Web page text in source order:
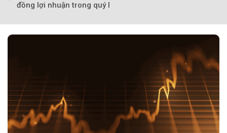
Theo
đồng lợi nhuận trong quý I